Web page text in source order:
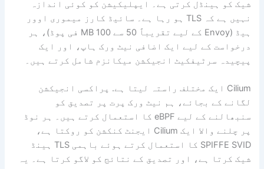
شیک کو ہینڈل کرتی ہے۔ ایپلیکیشن کو کوئی اندازہ
نہیں ہے کہ TLS ہو رہا ہے۔ سائیڈ کارز میموری اوور
ہیڈ (Envoy کے لیے تقریباً 50 سے 100 MB فی پوڈ)، ہر
درخواست کے لیے ایک اضافی نیٹ ورک ہاپ، اور ایک
پیچیدہ سرٹیفکیٹ انجیکشن میکانزم شامل کرتے ہیں۔
Cilium ایک مختلف راستہ لیتا ہے. پراکسی انجیکشن
لگانے کے بجائے، ہم نیٹ ورک پرت پر تصدیق کو
سنبھالنے کے لیے eBPF کا استعمال کرتے ہیں۔ ہر نوڈ
پر چلنے والا ایک Cilium ایجنٹ کنکشن کو روکتا ہے،
SPIFFE SVID کا استعمال کرتے ہوئے باہمی TLS ہینڈ
شیک کرتا ہے، اور تصدیق کے نتائج کو لاگو کرتا ہے۔ یہ